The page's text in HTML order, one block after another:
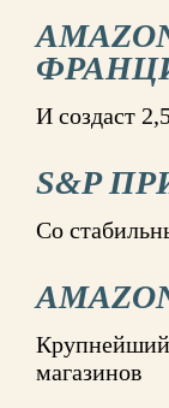
И создаст
S&P
Со
Крупнейший
магазинов